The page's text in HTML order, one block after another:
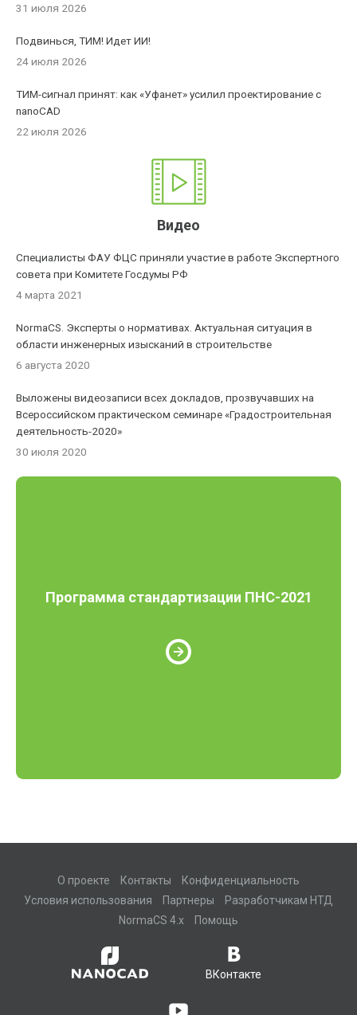
31 июля 2026
Подвинься, ТИМ! Идет ИИ!
24 июля 2026
ТИМ-сигнал принят: как «Уфанет» усилил проектирование с
nanoCAD
22 июля 2026
Видео
Специалисты ФАУ ФЦС приняли участие в работе Экспертного
совета при Комитете Госдумы РФ
4 марта 2021
NormaCS. Эксперты о нормативах. Актуальная ситуация в
области инженерных изысканий в строительстве
6 августа 2020
Выложены видеозаписи всех докладов, прозвучавших на
Всероссийском практическом семинаре «Градостроительная
деятельность-2020»
30 июля 2020
Программа стандартизации ПНС-2021
О проекте Контакты
Конфиденциальность
Условия использования
Партнеры
Разработчикам НТД
NormaCS 4.x
Помощь
ВКонтакте